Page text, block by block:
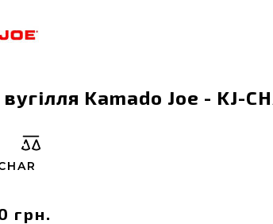
Kamado Joe - KJ-
грн.